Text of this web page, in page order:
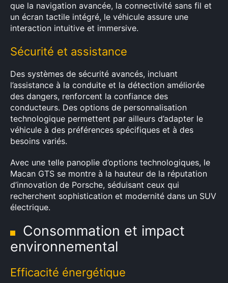
que la navigation avancée, la connectivité sans fil et
un écran tactile intégré, le véhicule assure une
interaction intuitive et immersive.
Sécurité et assistance
Des systèmes de sécurité avancés, incluant
l’assistance à la conduite et la détection améliorée
des dangers, renforcent la confiance des
conducteurs. Des options de personnalisation
technologique permettent par ailleurs d’adapter le
véhicule à des préférences spécifiques et à des
besoins variés.
Avec une telle panoplie d’options technologiques, le
Macan GTS se montre à la hauteur de la réputation
d’innovation de Porsche, séduisant ceux qui
recherchent sophistication et modernité dans un SUV
électrique.
Consommation et impact
environnemental
Efficacité énergétique